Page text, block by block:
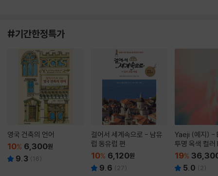
#기간한정특가
영국 건축의 언어
10% 6,300원
9.3 (16)
걸어서 세계속으로 - 남유
럽 동유럽 편
10% 6,120원
9.6 ( 27)
Yaeji (예지) -
투명 옥색 컬
19%
5.0 ( 2)